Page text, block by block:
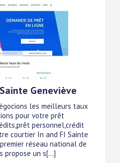
Geneviève
les meilleurs taux
pour votre prêt
personnel,crédit
courtier In and FI Sainte
réseau national de
propose un s[...]